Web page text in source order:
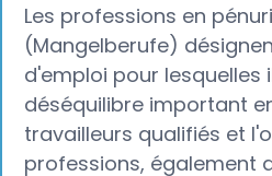
Les professions en
(Mangelberufe)
d'emploi pour lesquelles
déséquilibre important
travailleurs qualifiés et
professions, également